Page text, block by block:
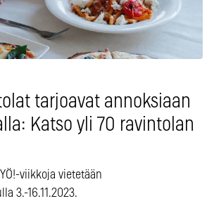
tarjoavat annoksiaan
Katso yli 70 ravintolan
viikkoja vietetään
3.-16.11.2023.